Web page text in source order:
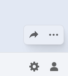
切换首选
打
分享此页面